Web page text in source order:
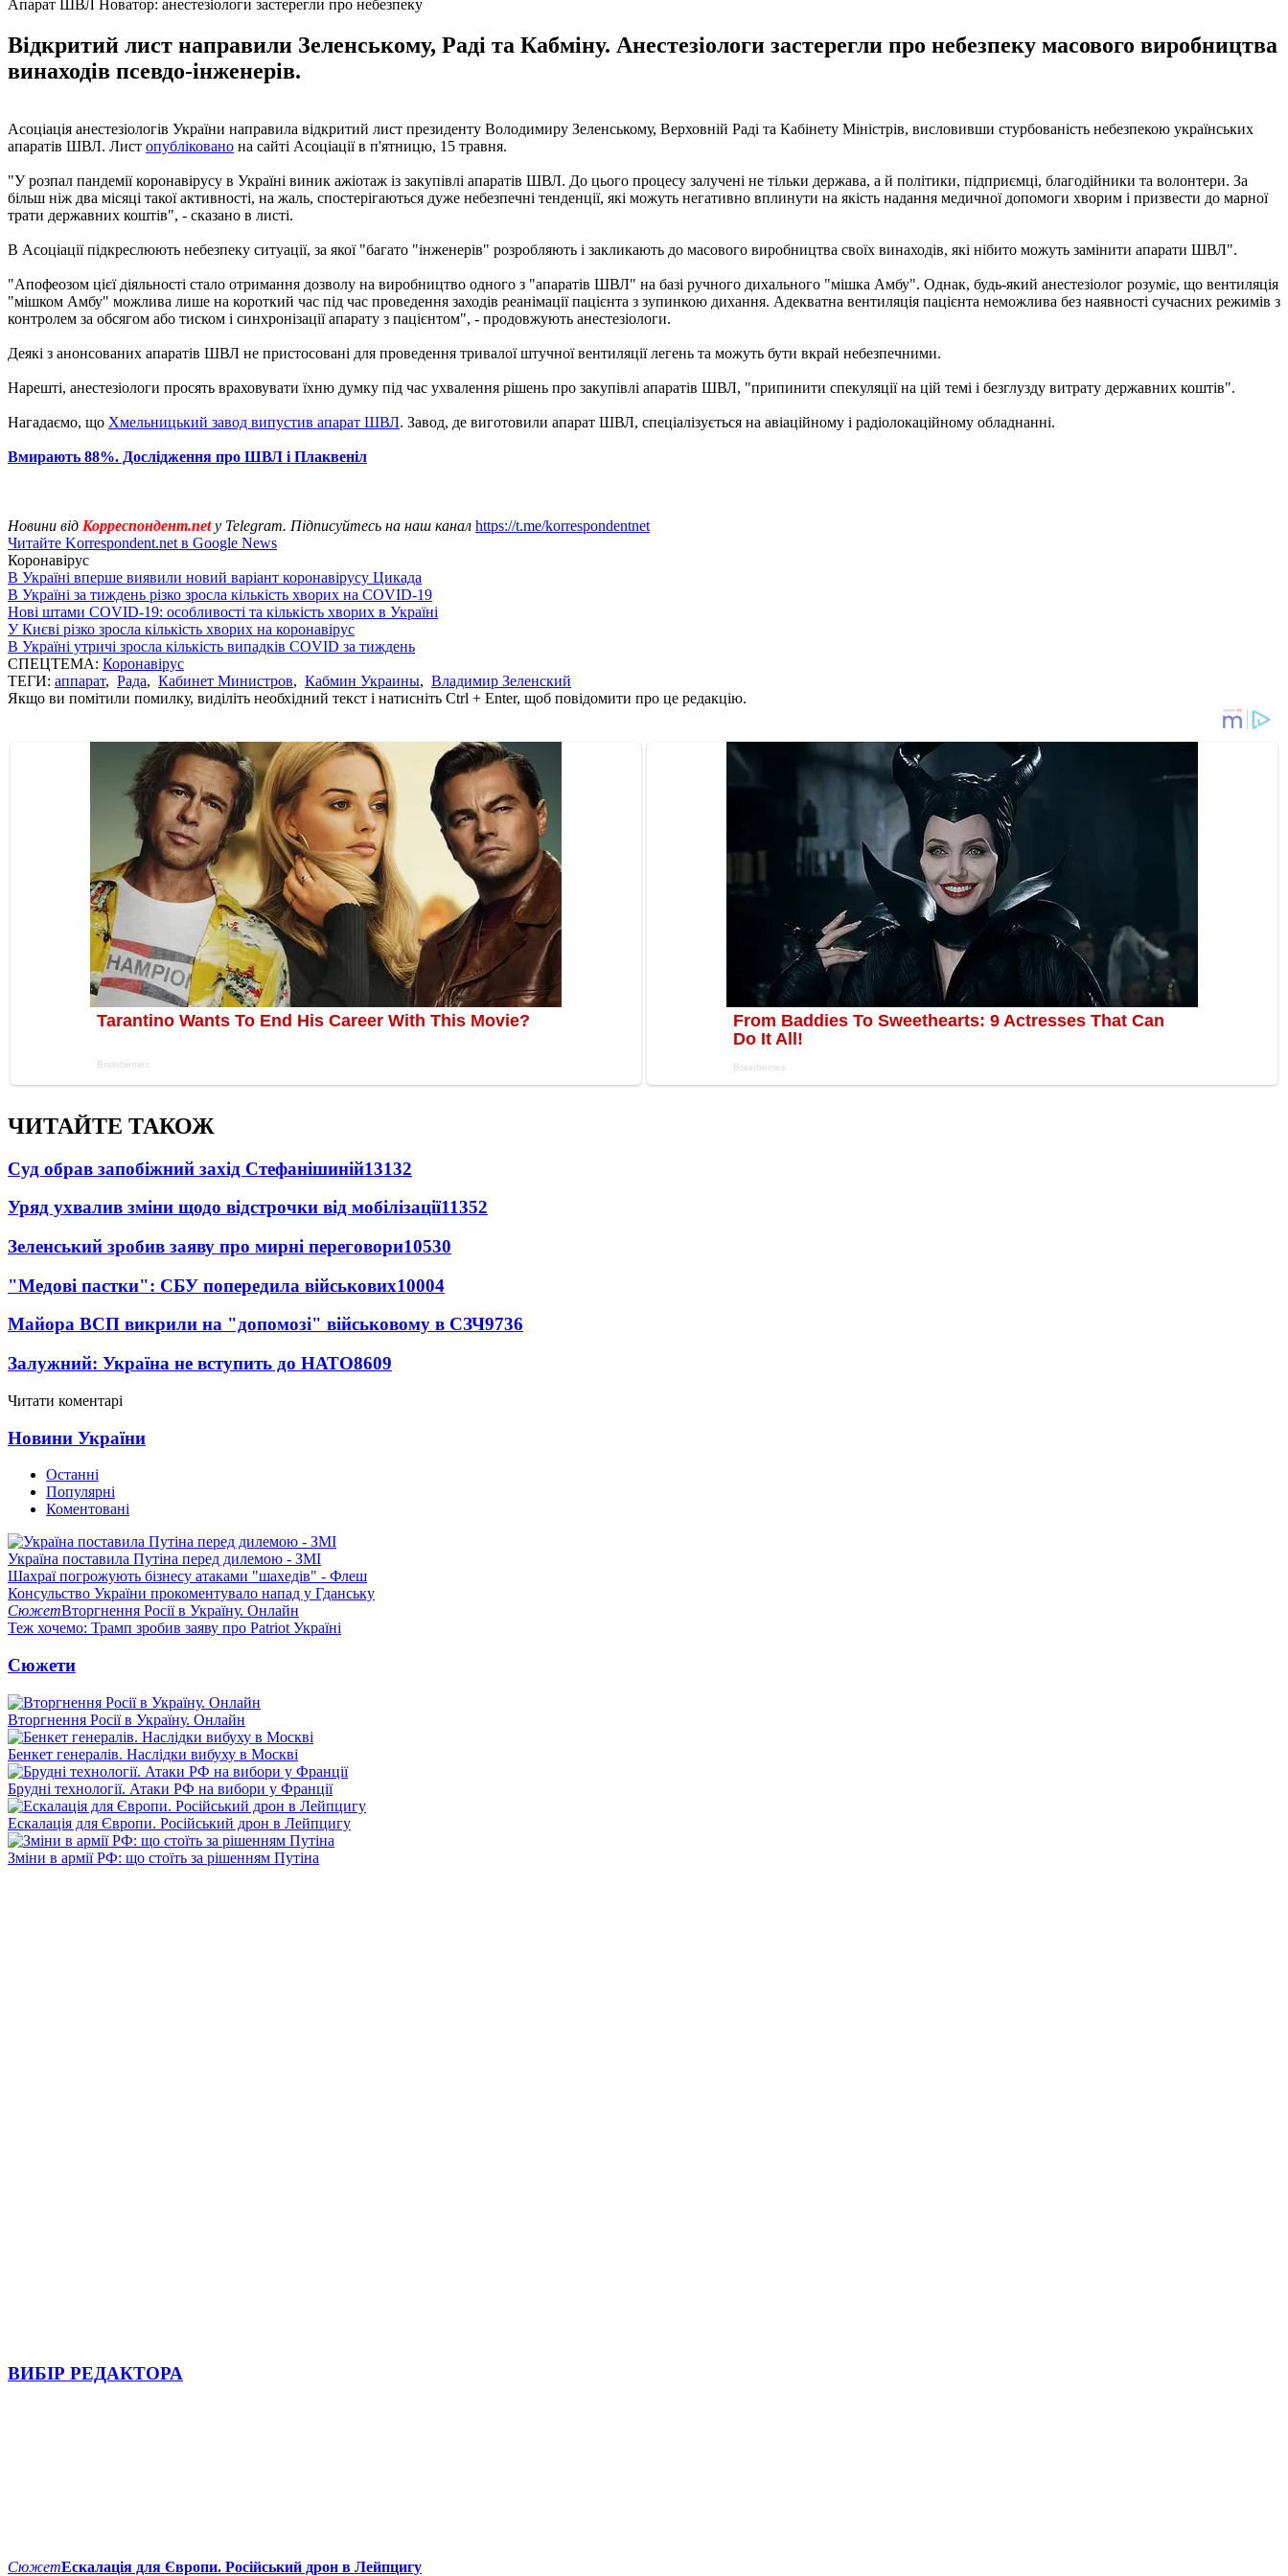
Апарат ШВЛ Новатор: анестезіологи застерегли про небезпеку
Відкритий лист направили Зеленському, Раді та Кабміну. Анестезіологи застерегли про небезпеку масового виробництва
винаходів псевдо-інженерів.
Асоціація анестезіологів України направила відкритий лист президенту Володимиру Зеленському, Верховній Раді та Кабінету Міністрів, висловивши стурбованість небезпекою українських
апаратів ШВЛ. Лист опубліковано на сайті Асоціації в п'ятницю, 15 травня.
"У розпал пандемії коронавірусу в Україні виник ажіотаж із закупівлі апаратів ШВЛ. До цього процесу залучені не тільки держава, а й політики, підприємці, благодійники та волонтери. За
більш ніж два місяці такої активності, на жаль, спостерігаються дуже небезпечні тенденції, які можуть негативно вплинути на якість надання медичної допомоги хворим і призвести до марної
трати державних коштів", - сказано в листі.
В Асоціації підкреслюють небезпеку ситуації, за якої "багато "інженерів" розробляють і закликають до масового виробництва своїх винаходів, які нібито можуть замінити апарати ШВЛ".
"Апофеозом цієї діяльності стало отримання дозволу на виробництво одного з "апаратів ШВЛ" на базі ручного дихального "мішка Амбу". Однак, будь-який анестезіолог розуміє, що вентиляція
"мішком Амбу" можлива лише на короткий час під час проведення заходів реанімації пацієнта з зупинкою дихання. Адекватна вентиляція пацієнта неможлива без наявності сучасних режимів з
контролем за обсягом або тиском і синхронізації апарату з пацієнтом", - продовжують анестезіологи.
Деякі з анонсованих апаратів ШВЛ не пристосовані для проведення тривалої штучної вентиляції легень та можуть бути вкрай небезпечними.
Нарешті, анестезіологи просять враховувати їхню думку під час ухвалення рішень про закупівлі апаратів ШВЛ, "припинити спекуляції на цій темі і безглузду витрату державних коштів".
Нагадаємо, що Хмельницький завод випустив апарат ШВЛ. Завод, де виготовили апарат ШВЛ, спеціалізується на авіаційному і радіолокаційному обладнанні.
Вмирають 88%. Дослідження про ШВЛ і Плаквеніл
Новини від Корреспондент.net у Telegram. Підписуйтесь на наш канал https://t.me/korrespondentnet
Читайте Korrespondent.net в Google News
Коронавірус
В Україні вперше виявили новий варіант коронавірусу Цикада
В Україні за тиждень різко зросла кількість хворих на COVID-19
Нові штами COVID-19: особливості та кількість хворих в Україні
У Києві різко зросла кількість хворих на коронавірус
В Україні утричі зросла кількість випадків COVID за тиждень
СПЕЦТЕМА: Коронавірус
ТЕГИ: аппарат, Рада, Кабинет Министров, Кабмин Украины, Владимир Зеленский
Якщо ви помітили помилку, виділіть необхідний текст і натисніть Ctrl + Enter, щоб повідомити про це редакцію.
ЧИТАЙТЕ ТАКОЖ
Суд обрав запобіжний захід Стефанішиній13132
Уряд ухвалив зміни щодо відстрочки від мобілізації11352
Зеленський зробив заяву про мирні переговори10530
"Медові пастки": СБУ попередила військових10004
Майора ВСП викрили на "допомозі" військовому в СЗЧ9736
Залужний: Україна не вступить до НАТО8609
Читати коментарі
Новини України
Останні
Популярні
Коментовані
Україна поставила Путіна перед дилемою - ЗМІ
Шахраї погрожують бізнесу атаками "шахедів" - Флеш
Консульство України прокоментувало напад у Гданську
СюжетВторгнення Росії в Україну. Онлайн
Теж хочемо: Трамп зробив заяву про Patriot Україні
Сюжети
Вторгнення Росії в Україну. Онлайн
Бенкет генералів. Наслідки вибуху в Москві
Брудні технології. Атаки РФ на вибори у Франції
Ескалація для Європи. Російський дрон в Лейпцигу
Зміни в армії РФ: що стоїть за рішенням Путіна
ВИБІР РЕДАКТОРА
СюжетЕскалація для Європи. Російський дрон в Лейпцигу